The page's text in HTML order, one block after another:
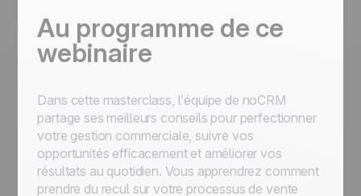
Au programme de ce
webinaire
Dans cette masterclass, l’équipe de noCRM
partage ses meilleurs conseils pour perfectionner
votre gestion commerciale, suivre vos
opportunités efficacement et améliorer vos
résultats au quotidien. Vous apprendrez comment
prendre du recul sur votre processus de vente